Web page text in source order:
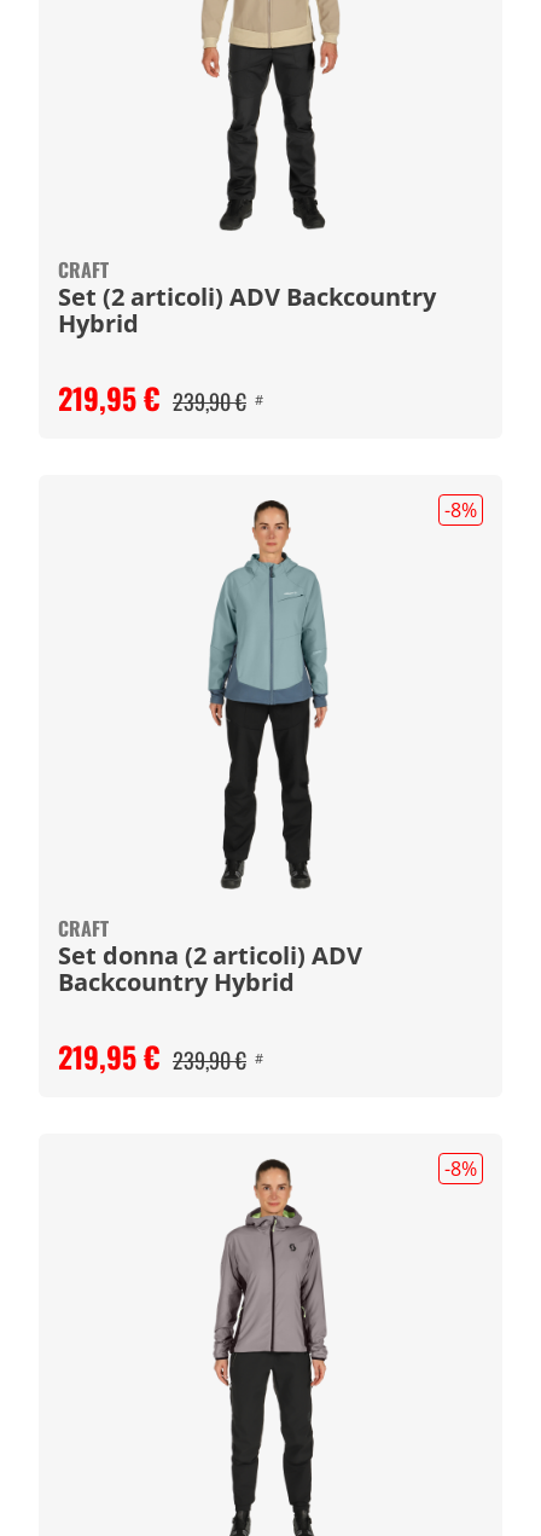
CRAFT
Set (2 articoli) ADV Backcountry
Hybrid
219,95 € 239,90 € #
-8%
CRAFT
Set donna (2 articoli) ADV
Backcountry Hybrid
219,95 € 239,90 € #
-8%